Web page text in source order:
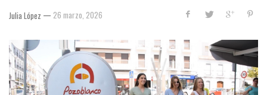
Julia López — 26 marzo, 2026